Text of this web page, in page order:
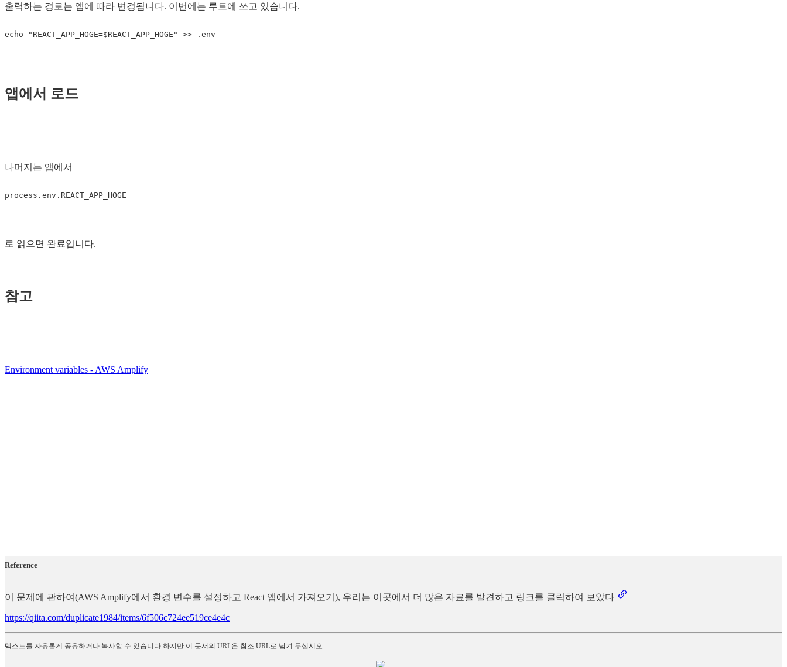
출력하는 경로는 앱에 따라 변경됩니다. 이번에는 루트에 쓰고 있습니다.
앱에서 로드
나머지는 앱에서
로 읽으면 완료입니다.
참고
Environment variables - AWS Amplify
Reference
이 문제에 관하여(AWS Amplify에서 환경 변수를 설정하고 React 앱에서 가져오기), 우리는 이곳에서 더 많은 자료를 발견하고 링크를 클릭하여 보았다
https://qiita.com/duplicate1984/items/6f506c724ee519ce4e4c
텍스트를 자유롭게 공유하거나 복사할 수 있습니다.하지만 이 문서의 URL은 참조 URL로 남겨 두십시오.